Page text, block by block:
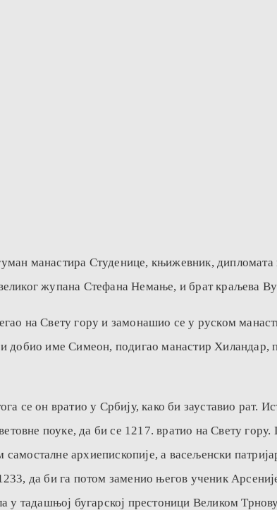
манастира Студенице, књижевник, дипломата
жупана Стефана Немање, и брат краљева
на Свету гору и замонашио се у руском
добио име Симеон, подигао манастир Хиландар,
се он вратио у Србију, како би зауставио рат.
поуке, да би се 1217. вратио на Свету
архиепископије, а васељенски
да би га потом заменио његов ученик
у тадашњој бугарској престоници Великом